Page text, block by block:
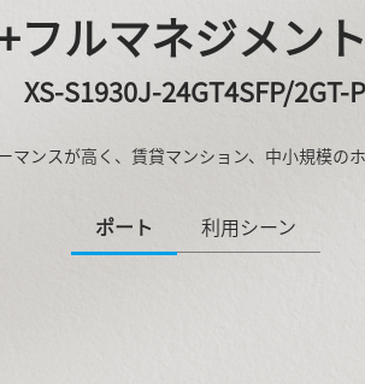
フルマネジメン
XS-S1930J-24GT4SFP/2GT-P
ンスが高く、賃貸マンション、中小規模の
ポート 利用シーン